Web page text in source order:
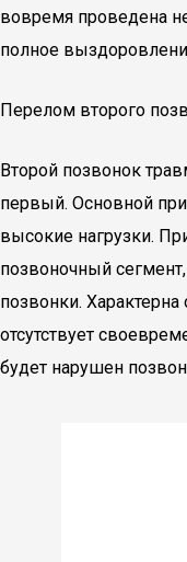
вовремя проведена
полное
Перелом второго
Второй позвонок
первый. Основной
высокие нагрузки.
позвоночный
позвонки.
отсутствует
будет нарушен